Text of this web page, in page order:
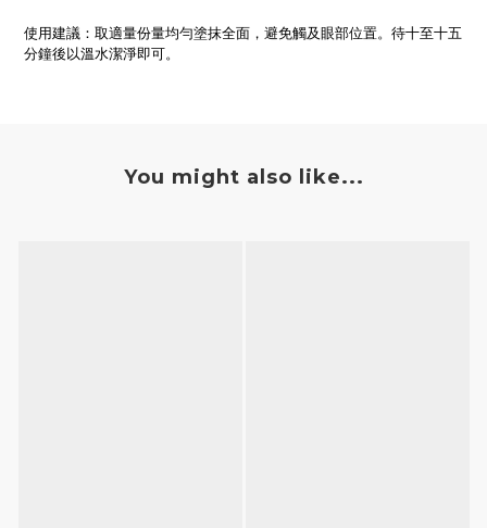
使用建議：取適量份量均勻塗抹全面，避免觸及眼部位置。待十至十五
分鐘後以溫水潔淨即可。
You might also like...